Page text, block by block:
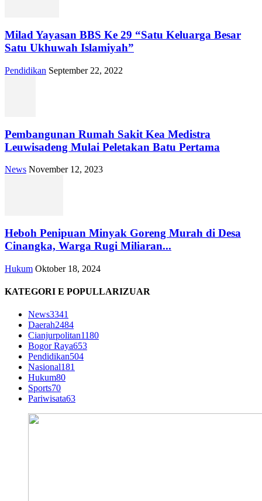
Milad Yayasan BBS Ke 29 “Satu Keluarga Besar
Satu Ukhuwah Islamiyah”
Pendidikan September 22, 2022
Pembangunan Rumah Sakit Kea Medistra
Leuwisadeng Mulai Peletakan Batu Pertama
News November 12, 2023
Heboh Penipuan Minyak Goreng Murah di Desa
Cinangka, Warga Rugi Miliaran...
Hukum Oktober 18, 2024
KATEGORI E POPULLARIZUAR
News3341
Daerah2484
Cianjurpolitan1180
Bogor Raya653
Pendidikan504
Nasional181
Hukum80
Sports70
Pariwisata63